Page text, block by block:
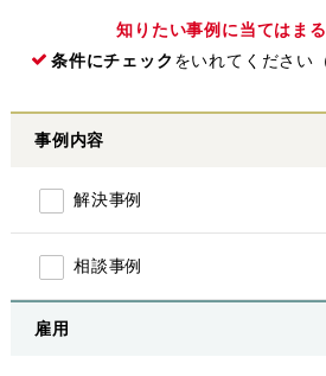
知りたい事例に当てはま
条件にチェック をいれてください
事例内容
解決事例
相談事例
雇用